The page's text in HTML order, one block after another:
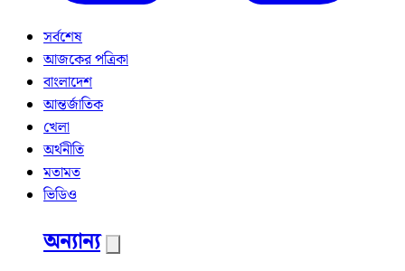
সর্বশেষ
আজকের পত্রিকা
বাংলাদেশ
আন্তর্জাতিক
খেলা
অর্থনীতি
মতামত
ভিডিও
অন্যান্য